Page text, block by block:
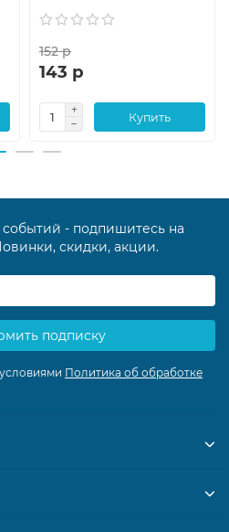
152 р
143 р
Купить
событий - подпишитесь на
скидки, акции.
подписку
Политика об обработке